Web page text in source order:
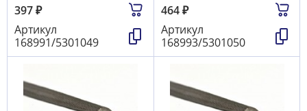
397₽
Артикул
168991/5301049
464₽
Артикул
168993/5301050